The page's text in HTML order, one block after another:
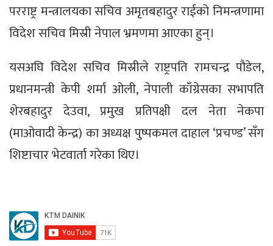
परराष्ट्र मन्त्रालयका सचिव अमृतबहादुर राईको निमन्त्रणामा
विदेश सचिव मिस्री नेपाल भ्रमणमा आएका हुन्।
यसअघि विदेश सचिव मिस्रीले राष्ट्रपति रामचन्द्र पौडेल,
प्रधानमन्त्री केपी शर्मा ओली, नेपाली काँग्रेसका सभापति
शेरबहादुर देउवा, प्रमुख प्रतिपक्षी दल नेता नेकपा
(माओवादी केन्द्र) का अध्यक्ष पुष्पकमल दाहाल ‘प्रचण्ड’ सँग
शिष्टाचार भेटवार्ता गरेका थिए।